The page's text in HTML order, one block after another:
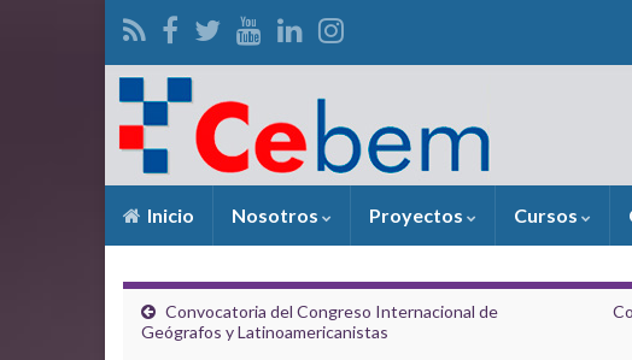
Inicio Nosotros Proyectos Cursos
Convocatoria del Congreso Internacional de
Geógrafos y Latinoamericanistas